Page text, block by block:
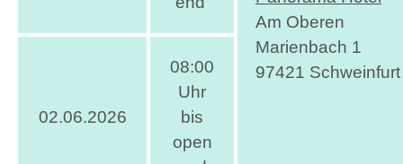
Am Oberen
Marienbach 1
97421 Schweinfurt
02.06.2026
08:00
Uhr
bis
open